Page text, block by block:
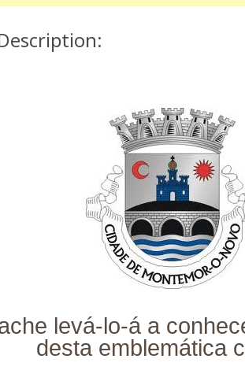
levá-lo-á a
desta emblemática